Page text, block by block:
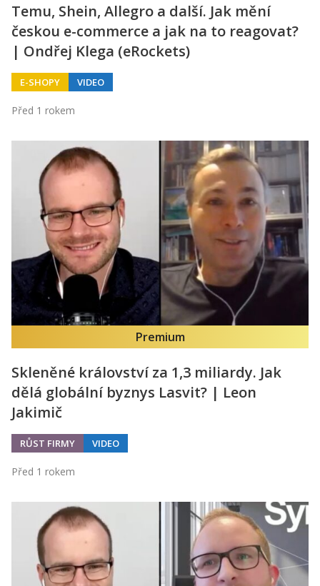
Temu, Shein, Allegro a další. Jak mění
českou e-commerce a jak na to reagovat?
| Ondřej Klega (eRockets)
E-SHOPY VIDEO
Před 1 rokem
Premium
Skleněné království za 1,3 miliardy. Jak
dělá globální byznys Lasvit? | Leon
Jakimič
RŮST FIRMY VIDEO
Před 1 rokem